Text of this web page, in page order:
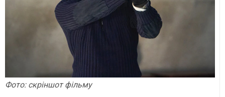
Фото: скріншот фільму